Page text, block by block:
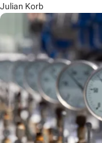
Julian Korb